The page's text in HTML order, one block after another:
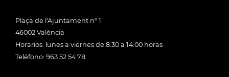
Plaça de l'Ajuntament nº 1
46002 València
Horarios: lunes a viernes de 8:30 a 14:00 horas
Teléfono: 963 52 54 78